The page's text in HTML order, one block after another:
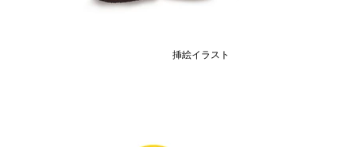
挿絵イラスト